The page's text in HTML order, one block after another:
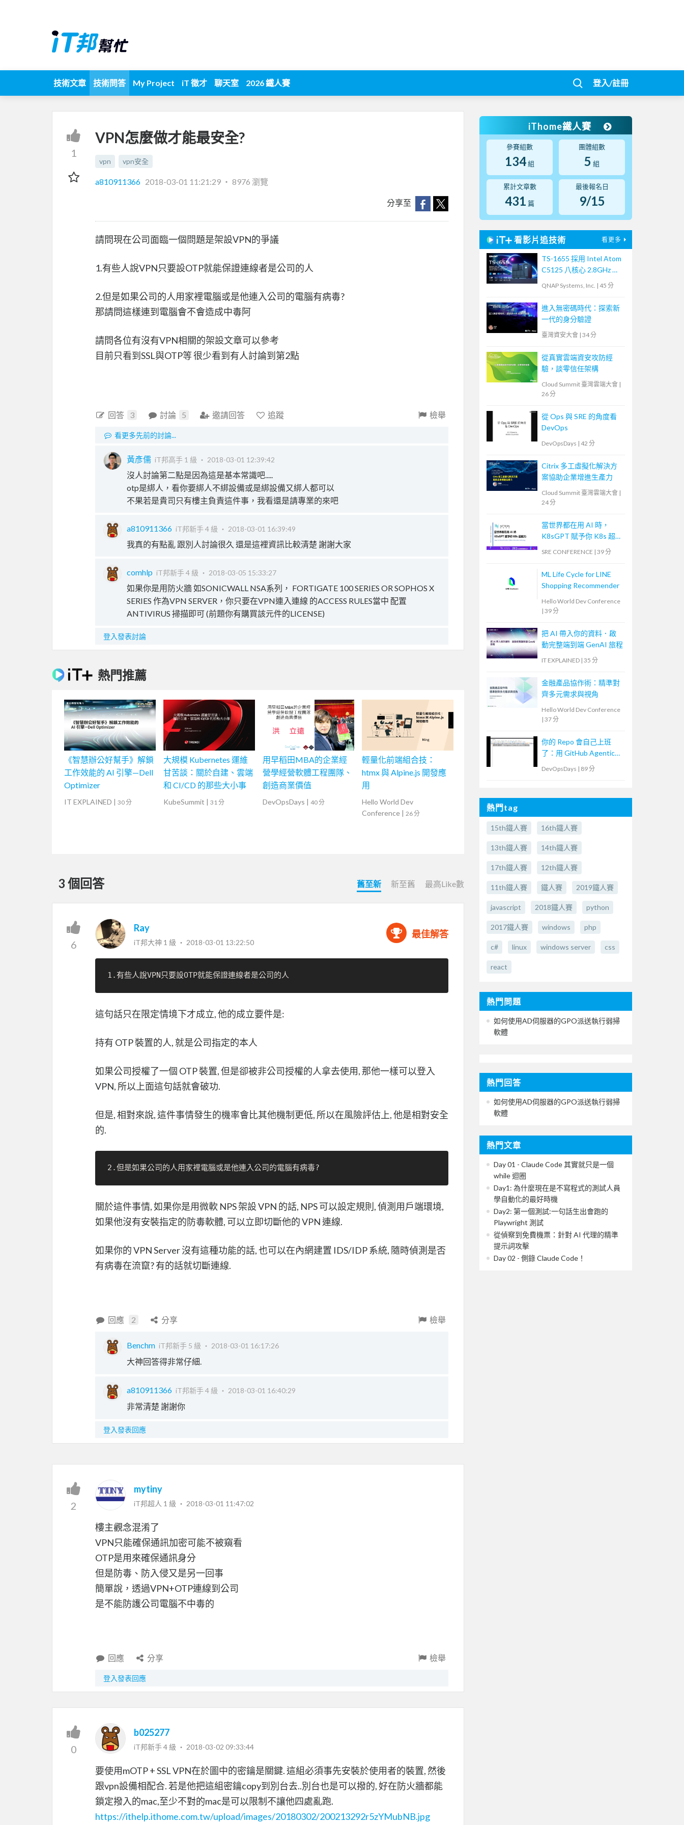
技術文章 技術問答 My Project iT 徵才 聊天室 2026 鐵人賽 登入/註冊
1
VPN怎麼做才能最安全?
vpn vpn安全
a810911366 2018-03-01 11:21:29 ‧ 8976 瀏覽
分享至
請問現在公司面臨一個問題是架設VPN的爭議
1.有些人說VPN只要設OTP就能保證連線者是公司的人
2.但是如果公司的人用家裡電腦或是他連入公司的電腦有病毒?
那請問這樣連到電腦會不會造成中毒阿
請問各位有沒有VPN相關的架設文章可以參考
目前只看到SSL與OTP等 很少看到有人討論到第2點
回答 3 討論 5 邀請回答 追蹤 檢舉
看更多先前的討論...
黃彥儒 iT邦高手 1 級 ‧ 2018-03-01 12:39:42
沒人討論第二點是因為這是基本常識吧.....
otp是綁人，看你要綁人不綁設備或是綁設備又綁人都可以
不果若是貴司只有樓主負責這件事，我看還是請專業的來吧
a810911366 iT邦新手 4 級 ‧ 2018-03-01 16:39:49
我真的有點亂 跟別人討論很久 還是這裡資訊比較清楚 謝謝大家
comhlp iT邦新手 4 級 ‧ 2018-03-05 15:33:27
如果你是用防火牆 如SONICWALL NSA系列， FORTIGATE 100 SERIES OR SOPHOS X
SERIES 作為VPN SERVER，你只要在VPN連入連線 的ACCESS RULES當中 配置
ANTIVIRUS 掃描即可 (前題你有購買該元件的LICENSE)
登入發表討論
熱門推薦
《智慧辦公好幫手》解鎖
工作效能的 AI 引擎—Dell
Optimizer
IT EXPLAINED | 30 分
大規模 Kubernetes 運維
甘苦談：關於自建、雲端
和 CI/CD 的那些大小事
KubeSummit | 31 分
用早稻田MBA的企業經
營學經營軟體工程團隊、
創造商業價值
DevOpsDays | 40 分
輕量化前端組合技：
htmx 與 Alpine.js 開發應
用
Hello World Dev
Conference | 26 分
3 個回答 舊至新 新至舊 最高Like數
6
Ray
iT邦大神 1 級 ‧ 2018-03-01 13:22:50
最佳解答
這句話只在限定情境下才成立, 他的成立要件是:
持有 OTP 裝置的人, 就是公司指定的本人
如果公司授權了一個 OTP 裝置, 但是卻被非公司授權的人拿去使用, 那他一樣可以登入
VPN, 所以上面這句話就會破功.
但是, 相對來說, 這件事情發生的機率會比其他機制更低, 所以在風險評估上, 他是相對安全
的.
關於這件事情, 如果你是用微軟 NPS 架設 VPN 的話, NPS 可以設定規則, 偵測用戶端環境,
如果他沒有安裝指定的防毒軟體, 可以立即切斷他的 VPN 連線.
如果你的 VPN Server 沒有這種功能的話, 也可以在內網建置 IDS/IDP 系統, 隨時偵測是否
有病毒在流竄? 有的話就切斷連線.
回應 2 分享 檢舉
Benchm iT邦新手 5 級 ‧ 2018-03-01 16:17:26
大神回答得非常仔細.
a810911366 iT邦新手 4 級 ‧ 2018-03-01 16:40:29
非常清楚 謝謝你
登入發表回應
2
mytiny
iT邦超人 1 級 ‧ 2018-03-01 11:47:02
樓主觀念混淆了
VPN只能確保通訊加密可能不被窺看
OTP是用來確保通訊身分
但是防毒、防入侵又是另一回事
簡單說，透過VPN+OTP連線到公司
是不能防護公司電腦不中毒的
回應 分享 檢舉
登入發表回應
0
b025277
iT邦新手 4 級 ‧ 2018-03-02 09:33:44
要使用mOTP + SSL VPN在於圖中的密鑰是關鍵. 這組必須事先安裝於使用者的裝置, 然後
跟vpn設備相配合. 若是他把這組密鑰copy到別台去..別台也是可以撥的, 好在防火牆都能
鎖定撥入的mac,至少不對的mac是可以限制不讓他四處亂跑.
https://ithelp.ithome.com.tw/upload/images/20180302/200213292r5zYMubNB.jpg
iThome鐵人賽
參賽組數
134組
團體組數
5 組
累計文章數
431 篇
最後報名日
9/15
看影片追技術 看更多
TS-1655 採用 Intel Atom
C5125 八核心 2.8GHz 處
理器，最高支援 256GB
存架構適合中小企業備份
及監控應用，支援 QTS /
QuTS hero
QNAP Systems, Inc. | 45 分
進入無密碼時代：探索新
一代的身分驗證
臺灣資安大會 | 34 分
從真實雲端資安攻防經
驗，談零信任架構
Cloud Summit 臺灣雲端大會 |
26 分
從 Ops 與 SRE 的角度看
DevOps
DevOpsDays | 42 分
Citrix 多工虛擬化解決方
案協助企業增進生產力
Cloud Summit 臺灣雲端大會 |
24 分
當世界都在用 AI 時，
K8sGPT 賦予你 K8s 超能
SRE CONFERENCE | 39 分
ML Life Cycle for LINE
Shopping Recommender
Hello World Dev Conference
| 39 分
把 AI 帶入你的資料．啟
動完整端到端 GenAI 旅程
IT EXPLAINED | 35 分
金融產品協作術：精準對
齊多元需求與視角
Hello World Dev Conference
| 37 分
你的 Repo 會自己上班
了：用 GitHub Agentic
Workflows 打造
DevOpsDays | 89 分
熱門tag
15th鐵人賽 16th鐵人賽
13th鐵人賽 14th鐵人賽
17th鐵人賽 12th鐵人賽
11th鐵人賽 鐵人賽 2019鐵人賽
javascript 2018鐵人賽 python
2017鐵人賽 windows php
c# linux windows server css
react
熱門問題
如何使用AD伺服器的GPO派送執行弱掃
軟體
熱門回答
如何使用AD伺服器的GPO派送執行弱掃
軟體
熱門文章
Day 01 - Claude Code 其實就只是一個
while 迴圈
Day1: 為什麼現在是不寫程式的測試人員
學自動化的最好時機
Day2: 第一個測試:一句話生出會跑的
Playwright 測試
從偵察到免費機票：針對 AI 代理的精準
提示詞攻擊
Day 02 - 側錄 Claude Code！